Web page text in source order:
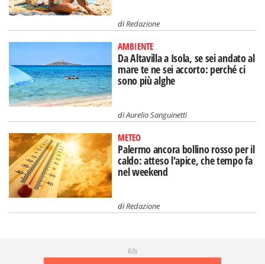
diRedazione
AMBIENTE
Da Altavilla a Isola, se sei andato al
mare te ne sei accorto: perché ci
sono più alghe
diAurelio Sanguinetti
METEO
Palermo ancora bollino rosso per il
caldo: atteso l'apice, che tempo fa
nel weekend
diRedazione
Adv